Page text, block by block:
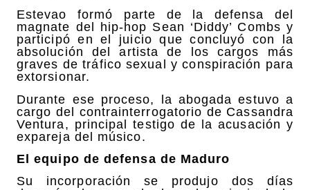
Estevao formó parte de la defensa del
magnate del hip-hop Sean ‘Diddy’ Combs y
participó en el juicio que concluyó con la
absolución del artista de los cargos más
graves de tráfico sexual y conspiración para
extorsionar.
Durante ese proceso, la abogada estuvo a
cargo del contrainterrogatorio de Cassandra
Ventura, principal testigo de la acusación y
expareja del músico.
El equipo de defensa de Maduro
Su incorporación se produjo dos días